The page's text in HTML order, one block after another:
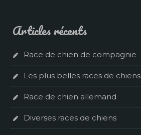
Articles récents
Race de chien de compagnie
Les plus belles races de chiens
Race de chien allemand
Diverses races de chiens